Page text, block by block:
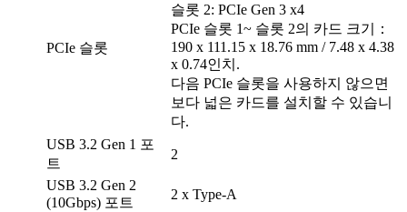
PCIe 슬롯
슬롯 2: PCIe Gen 3 x4
PCIe 슬롯 1~ 슬롯 2의 카드 크기：
190 x 111.15 x 18.76 mm / 7.48 x 4.38
x 0.74인치.
다음 PCIe 슬롯을 사용하지 않으면
보다 넓은 카드를 설치할 수 있습니
다.
USB 3.2 Gen 1 포
트
2
USB 3.2 Gen 2
(10Gbps) 포트
2 x Type-A